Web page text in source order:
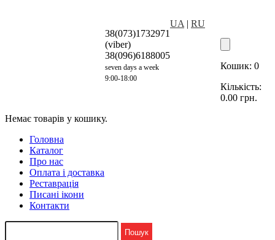
38(073)1732971
(viber)
38(096)6188005
seven days a week
9:00-18:00
UA | RU
Кошик: 0
Кількість:
0.00 грн.
Немає товарів у кошику.
Головна
Каталог
Про нас
Оплата і доставка
Реставрація
Писані ікони
Контакти